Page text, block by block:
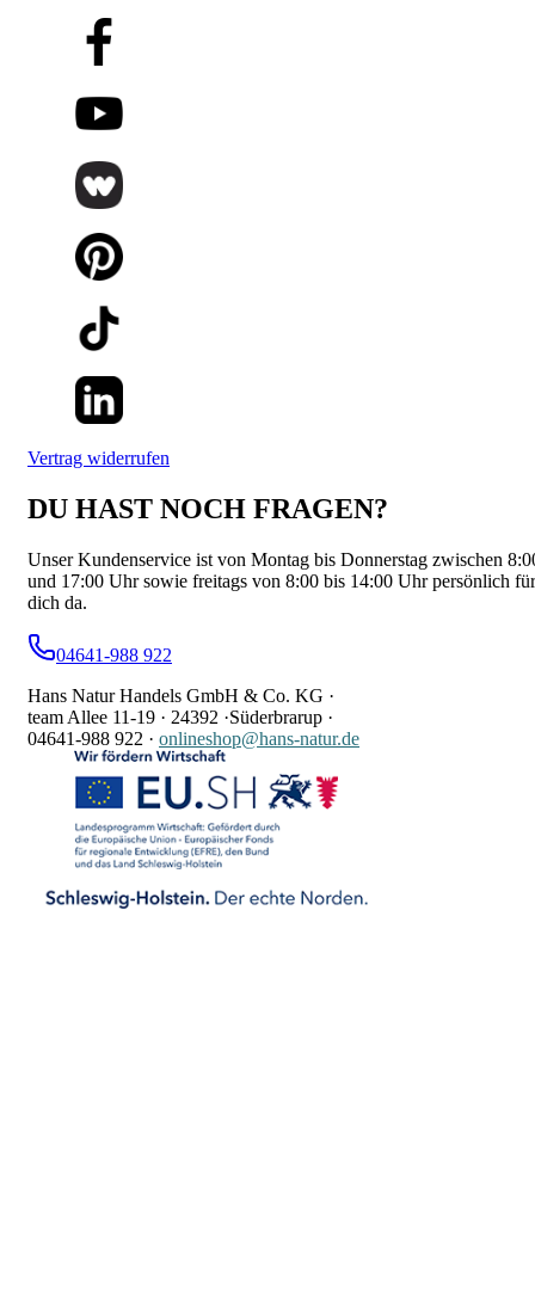
Vertrag widerrufen
DU HAST NOCH FRAGEN?
Unser Kundenservice ist von Montag bis Donnerstag zwischen
und 17:00 Uhr sowie freitags von 8:00 bis 14:00 Uhr persönlich für
dich da.
04641-988 922
Hans Natur Handels GmbH & Co. KG ·
team Allee 11-19 · 24392 ·Süderbrarup ·
04641-988 922 · onlineshop@hans-natur.de